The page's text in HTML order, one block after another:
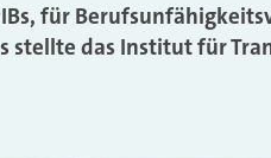
für
stellte das Institut für